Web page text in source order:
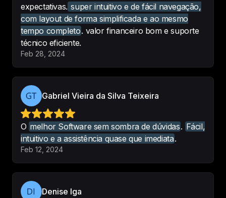
Codental é um sistema simples e
útil, com as informações
de aprender. Sempre estão com
o sistema para agilizar nosso dia a
dia e
Super recomendo.
-Simone Souza •Oller Martins
Odontologia
expectativas. super intuitivo e de fácil navegação,
com layout de forma simplificada e ao mesmo
tempo completo. valor financeiro bom e suporte
técnico eficiente.
Feb 28, 2024
Gabriel Vieira da Silva Teixeira
O melhor Software sem sombra de dúvidas. Fácil,
intuitivo e a assistência quase que imediata.
Feb 12, 2024
Denise Iga